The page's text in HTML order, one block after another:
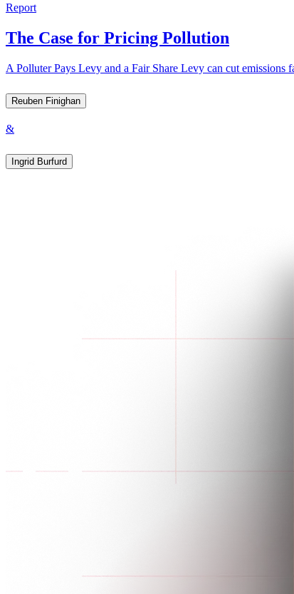
Report
The Case for Pricing Pollution​​​​‌ ‍ ​‍​‍‌‍ ‌ ​‍‌‍‍‌‌‍‌ ‌‍‍‌‌‍ ‍​‍​‍​ ‍‍​‍​‍‌ ​ ‌‍​‌‌‍ ‍‌‍‍‌‌ ‌​‌ ‍‌​‍ ‍‌‍‍‌‌‍ ​‍​‍​‍ ​​‍​‍‌‍‍​‌ ​‍‌‍‌‌‌‍‌‍​‍​‍​ ‍‍​‍​‍‌‍‍​‌ ‌​‌ ‌​‌ ​​​ ‍‍​‍ ​‍ ‌‍ ​‌‍ ‌‍​ ‌‍​‌‌‍ ​‌‍‍​‌‍ ‌ ​ ‌ ‌​​ ‍‍​ ​ ​ ​ ​ ​ ​ ​ ​‍ ‌‍‍‌‌‍ ‍‌ ‌​‌‍‌‌‌‍ ‍‌ ‌​​‍ ‌‍‌‌‌‍‌​‌‍‍‌‌ ‌​​‍ ‌‍ ‌‌‍ ‌‍‌​‌‍‌‌​ ‌‌ ​​‌ ​‍‌‍‌‌‌ ​ ‌‍‌‌‌‍ ‍‌ ‌​‌‍​‌‌ ‌​‌‍‍‌‌‍ ‌‍ ‍​ ‍ ‌‍‍‌‌‍‌​​ ‌‌‍​‍​ ‍​‌‍​‌‌‍​‌​ ‌‍​ ‍​​ ‌‌‌‍​ ​‍ ‌‌‍​‍‌‍​ ​ ​ ​ ‌​​‍ ‌​ ‌​​ ‌​​ ‍‌‌‍‌‍​‍ ‌​ ‍​​ ​​‌‍‌​‌‍​ ​‍ ‌‌‍‌‍​ ​​‌‍‌‍‌‍​‍​ ‌​​ ‍‌‌‍‌‍​ ​​​ ‌ ‌‍‌‌‌‍‌‍‌‍​‌​ ‍ ‌ ‌​‌ ‍‌‌ ​​‌‍‌‌​ ‌‌ ‌ ‌‍ ‌ ​‍‌‍‍ ​ ‍ ‌ ​​‌‍​‌‌ ‌​‌‍‍​​ ‌‌ ‌​‌‍‍‌‌ ‌​‌‍ ​‌‍‌‌​ ‌‍​‍‌‍​‌‌ ​ ‌‍‌‌‌‌‌‌‌ ​‍‌‍ ​​ ‌‌‍‍​‌ ‌​‌ ‌​‌ ​​​‍‌‌​ ​ ‌​​‌​‍‌‌​ ​‍‌​‌‍​‍‌‌​ ​‍‌​‌‍‌‍ ​‌‍ ‌‍​ ‌‍​‌‌‍ ​‌‍‍​‌‍ ‌ ​ ‌ ‌​​‍‌‌​ ​ ‌​​‌​ ​ ​ ​ ​ ​ ​ ​ ​‍‌‍‌‍‍‌‌‍‌​​ ‌‌‍​‍​ ‍​‌‍​‌‌‍​‌​ ‌‍​ ‍​​ ‌‌‌‍​ ​‍ ‌‌‍​‍‌‍​ ​ ​ ​ ‌​​‍ ‌​ ‌​​ ‌​​ ‍‌‌‍‌‍​‍ ‌​ ‍​​ ​​‌‍‌​‌‍​ ​‍ ‌‌‍‌‍​ ​​‌‍‌‍‌‍​‍​ ‌​​ ‍‌‌‍‌‍​ ​​​ ‌ ‌‍‌‌‌‍‌‍‌‍​‌​‍‌‍‌ ‌​‌ ‍‌‌ ​​‌‍‌‌​ ‌‌ ‌ ‌‍ ‌ ​‍‌‍‍ ​‍‌‍‌ ​​‌‍​‌‌ ‌​‌‍‍​​ ‌‌ ‌​‌‍‍‌‌ ‌​‌‍ ​‌‍‌‌​‍‌‍‌ ​​‌‍‌‌‌ ​‍‌ ​ ‌ ​​‌‍‌‌‌‍​ ‌ ‌​‌‍‍‌‌ ‌‍‌‍‌‌​ ‌‌ ​​‌ ‌‌‌‍​‍‌‍ ​‌‍‍‌‌ ​ ‌‍‍​‌‍‌‌‌‍‌​​‍​‍‌ ‌
A Polluter Pays Levy and a Fair Share Levy can cut emissions faster and strengthen Australia’s economy in a way that is fair, efficient and
Reuben Finighan​​​​‌ ‍ ​‍​‍‌‍ ‌ ​‍‌‍‍‌‌‍‌ ‌‍‍‌‌‍ ‍​‍​‍​ ‍‍​‍​‍‌ ​ ‌‍​‌‌‍ ‍‌‍‍‌‌ ‌​‌ ‍‌​‍ ‍‌‍‍‌‌‍ ​‍​‍​‍ ​​‍​‍‌‍‍​‌ ​‍‌‍‌‌‌‍‌‍​‍​‍​ ‍‍​‍​‍‌‍‍​‌ ‌​‌ ‌​‌ ​​​ ‍‍​‍ ​‍ ‌‍ ​‌‍ ‌‍​ ‌‍​‌‌‍ ​‌‍‍​‌‍ ‌ ​ ‌ ‌​​ ‍‍​ ​ ​ ​ ​ ​ ​ ​ ​‍ ‌‍‍‌‌‍ ‍‌ ‌​‌‍‌‌‌‍ ‍‌ ‌​​‍ ‌‍‌‌‌‍‌​‌‍‍‌‌ ‌​​‍ ‌‍ ‌‌‍ ‌‍‌​‌‍‌‌​ ‌‌ ​​‌ ​‍‌‍‌‌‌ ​ ‌‍‌‌‌‍ ‍‌ ‌​‌‍​‌‌ ‌​‌‍‍‌‌‍ ‌‍ ‍​ ‍ ‌‍‍‌‌‍‌​​ ‌​ ‌​​ ‍​​ ‌‌‌‍​ ​ ​‍​ ‌ ​ ‌ ​ ‌​​‍ ‌​ ​ ​ ​‌​ ​ ​ ​ ​‍ ‌​ ‌​‌‍​ ​ ​ ​ ‌​​‍ ‌‌‍​‍​ ‍​​ ​‌‌‍​‍​‍ ‌​ ‌‌​ ‌ ​ ​‌​ ‍‌​ ​‌‌‍‌​‌‍​‍​ ‌‍​ ‌​‌‍​‌‌‍‌‌‌‍‌​​ ‍ ‌ ‌​‌ ‍‌‌ ​​‌‍‌‌​ ‌‌‍​‌‌ ‌‌‌ ‌​‌‍‍​‌‍ ‌ ​‍​ ‍ ‌ ​​‌‍​‌‌ ‌​‌‍‍​​ ‌‌‍ ‍‌‍​‌‌‍ ‌‌‍‌‌​ ‌‍​‍‌‍​‌‌ ​ ‌‍‌‌‌‌‌‌‌ ​‍‌‍ ​​ ‌‌‍‍​‌ ‌​‌ ‌​‌ ​​​‍‌‌​ ​ ‌​​‌​‍‌‌​ ​‍‌​‌‍​‍‌‌​ ​‍‌​‌‍‌‍ ​‌‍ ‌‍​ ‌‍​‌‌‍ ​‌‍‍​‌‍ ‌ ​ ‌ ‌​​‍‌‌​ ​ ‌​​‌​ ​ ​ ​ ​ ​ ​ ​ ​‍‌‍‌‍‍‌‌‍‌​​ ‌​ ‌​​ ‍​​ ‌‌‌‍​ ​ ​‍​ ‌ ​ ‌ ​ ‌​​‍ ‌​ ​ ​ ​‌​ ​ ​ ​ ​‍ ‌​ ‌​‌‍​ ​ ​ ​ ‌​​‍ ‌‌‍​‍​ ‍​​ ​‌‌‍​‍​‍ ‌​ ‌‌​ ‌ ​ ​‌​ ‍‌​ ​‌‌‍‌​‌‍​‍​ ‌‍​ ‌​‌‍​‌‌‍‌‌‌‍‌​​‍‌‍‌ ‌​‌ ‍‌‌ ​​‌‍‌‌​ ‌‌‍​‌‌ ‌‌‌ ‌​‌‍‍​‌‍ ‌ ​‍​‍‌‍‌ ​​‌‍​‌‌ ‌​‌‍‍​​ ‌‌‍ ‍‌‍​‌‌‍ ‌‌‍‌‌​‍‌‍‌ ​​‌‍‌‌‌ ​‍‌ ​ ‌ ​​‌‍‌‌‌‍​ ‌ ‌​‌‍‍‌‌ ‌‍‌‍‌‌​ ‌‌ ​​‌ ‌‌‌‍​‍‌‍ ​‌‍‍‌‌ ​ ‌‍‍​‌‍‌‌‌‍‌​​‍​‍‌ ‌
&
Ingrid Burfurd​​​​‌ ‍ ​‍​‍‌‍ ‌ ​‍‌‍‍‌‌‍‌ ‌‍‍‌‌‍ ‍​‍​‍​ ‍‍​‍​‍‌ ​ ‌‍​‌‌‍ ‍‌‍‍‌‌ ‌​‌ ‍‌​‍ ‍‌‍‍‌‌‍ ​‍​‍​‍ ​​‍​‍‌‍‍​‌ ​‍‌‍‌‌‌‍‌‍​‍​‍​ ‍‍​‍​‍‌‍‍​‌ ‌​‌ ‌​‌ ​​​ ‍‍​‍ ​‍ ‌‍ ​‌‍ ‌‍​ ‌‍​‌‌‍ ​‌‍‍​‌‍ ‌ ​ ‌ ‌​​ ‍‍​ ​ ​ ​ ​ ​ ​ ​ ​‍ ‌‍‍‌‌‍ ‍‌ ‌​‌‍‌‌‌‍ ‍‌ ‌​​‍ ‌‍‌‌‌‍‌​‌‍‍‌‌ ‌​​‍ ‌‍ ‌‌‍ ‌‍‌​‌‍‌‌​ ‌‌ ​​‌ ​‍‌‍‌‌‌ ​ ‌‍‌‌‌‍ ‍‌ ‌​‌‍​‌‌ ‌​‌‍‍‌‌‍ ‌‍ ‍​ ‍ ‌‍‍‌‌‍‌​​ ‌​ ​‌​ ‌‍​ ‍​​ ‌​​ ‌​​ ​‌​ ‌​​ ​‍​‍ ‌​ ​ ​ ‍‌‌‍‌‍‌‍‌​​‍ ‌​ ‌​​ ‌‍​ ‌‍​ ‌ ​‍ ‌​ ‍​​ ​‍‌‍​‍‌‍​‍​‍ ‌‌‍​‌‌‍​ ​ ​‌​ ‌ ‌‍‌‌‌‍‌‍‌‍​‌​ ‍​​ ‍‌​ ​​‌‍‌​‌‍‌‍​ ‍ ‌ ‌​‌ ‍‌‌ ​​‌‍‌‌​ ‌‌‍​‌‌ ‌‌‌ ‌​‌‍‍​‌‍ ‌ ​‍​ ‍ ‌ ​​‌‍​‌‌ ‌​‌‍‍​​ ‌‌‍ ‍‌‍​‌‌‍ ‌‌‍‌‌​ ‌‍​‍‌‍​‌‌ ​ ‌‍‌‌‌‌‌‌‌ ​‍‌‍ ​​ ‌‌‍‍​‌ ‌​‌ ‌​‌ ​​​‍‌‌​ ​ ‌​​‌​‍‌‌​ ​‍‌​‌‍​‍‌‌​ ​‍‌​‌‍‌‍ ​‌‍ ‌‍​ ‌‍​‌‌‍ ​‌‍‍​‌‍ ‌ ​ ‌ ‌​​‍‌‌​ ​ ‌​​‌​ ​ ​ ​ ​ ​ ​ ​ ​‍‌‍‌‍‍‌‌‍‌​​ ‌​ ​‌​ ‌‍​ ‍​​ ‌​​ ‌​​ ​‌​ ‌​​ ​‍​‍ ‌​ ​ ​ ‍‌‌‍‌‍‌‍‌​​‍ ‌​ ‌​​ ‌‍​ ‌‍​ ‌ ​‍ ‌​ ‍​​ ​‍‌‍​‍‌‍​‍​‍ ‌‌‍​‌‌‍​ ​ ​‌​ ‌ ‌‍‌‌‌‍‌‍‌‍​‌​ ‍​​ ‍‌​ ​​‌‍‌​‌‍‌‍​‍‌‍‌ ‌​‌ ‍‌‌ ​​‌‍‌‌​ ‌‌‍​‌‌ ‌‌‌ ‌​‌‍‍​‌‍ ‌ ​‍​‍‌‍‌ ​​‌‍​‌‌ ‌​‌‍‍​​ ‌‌‍ ‍‌‍​‌‌‍ ‌‌‍‌‌​‍‌‍‌ ​​‌‍‌‌‌ ​‍‌ ​ ‌ ​​‌‍‌‌‌‍​ ‌ ‌​‌‍‍‌‌ ‌‍‌‍‌‌​ ‌‌ ​​‌ ‌‌‌‍​‍‌‍ ​‌‍‍‌‌ ​ ‌‍‍​‌‍‌‌‌‍‌​​‍​‍‌ ‌